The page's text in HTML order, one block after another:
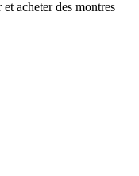
acheter des montres